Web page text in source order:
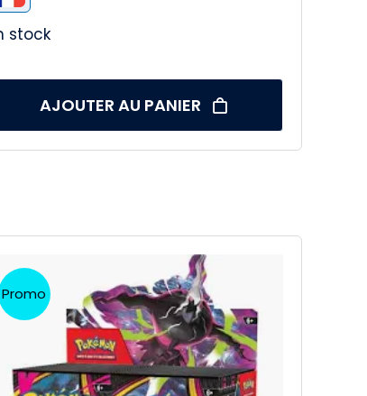
stock
AJOUTER AU PANIER
Promo